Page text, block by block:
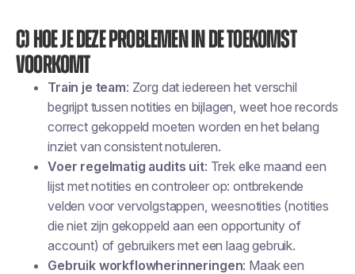
C) Hoe je deze problemen in de toekomst
voorkomt
Train je team: Zorg dat iedereen het verschil
begrijpt tussen notities en bijlagen, weet hoe records
correct gekoppeld moeten worden en het belang
inziet van consistent notuleren.
Voer regelmatig audits uit: Trek elke maand een
lijst met notities en controleer op: ontbrekende
velden voor vervolgstappen, weesnotities (notities
die niet zijn gekoppeld aan een opportunity of
account) of gebruikers met een laag gebruik.
Gebruik workflowherinneringen: Maak een